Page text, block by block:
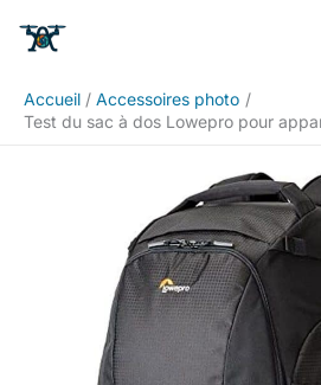
Accueil
Accessoires photo
Test du sac à dos Lowepro pour